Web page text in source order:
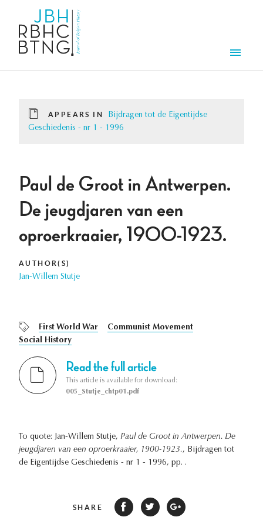
APPEARS IN
Bijdragen tot de Eigentijdse
Geschiedenis - nr 1 - 1996
Paul de Groot in Antwerpen.
De jeugdjaren van een
oproerkraaier, 1900-1923.
AUTHOR(S)
Jan-Willem Stutje
First World War
Communist Movement
Social History
Read the full article
This article is available for download:
005_Stutje_chtp01.pdf
To quote: Jan-Willem Stutje, Paul de Groot in Antwerpen. De
jeugdjaren van een oproerkraaier, 1900-1923., Bijdragen tot
de Eigentijdse Geschiedenis - nr 1 - 1996, pp. .
SHARE